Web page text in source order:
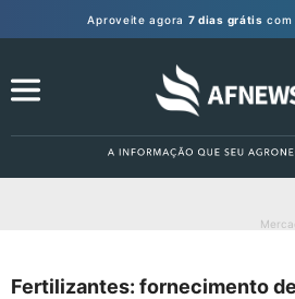
Aproveite agora 7 dias grátis com
Fertilizantes: fornecimento de